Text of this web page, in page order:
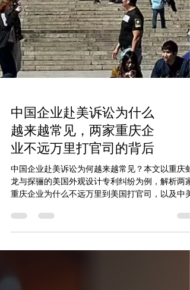
中国企业赴美诉讼为什么
越来越常见，两家重庆企
业不远万里打官司的背后
中国企业赴美诉讼为何越来越常见？本文以重庆虬
龙与探骊的美国外观设计专利纠纷为例，解析两家